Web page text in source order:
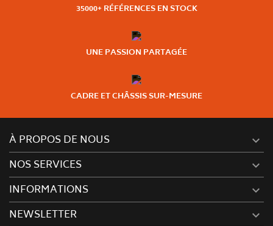
35000+ RÉFÉRENCES EN STOCK
UNE PASSION PARTAGÉE
CADRE ET CHÂSSIS SUR-MESURE
À PROPOS DE NOUS 
NOS SERVICES 
INFORMATIONS 
NEWSLETTER 